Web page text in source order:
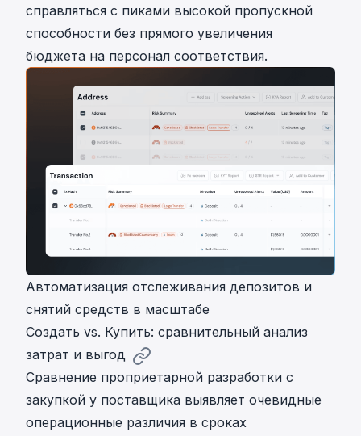
справляться с пиками высокой пропускной
способности без прямого увеличения
бюджета на персонал соответствия.
Автоматизация отслеживания депозитов и
снятий средств в масштабе
Создать vs. Купить: сравнительный анализ
затрат и выгод
Сравнение проприетарной разработки с
закупкой у поставщика выявляет очевидные
операционные различия в сроках